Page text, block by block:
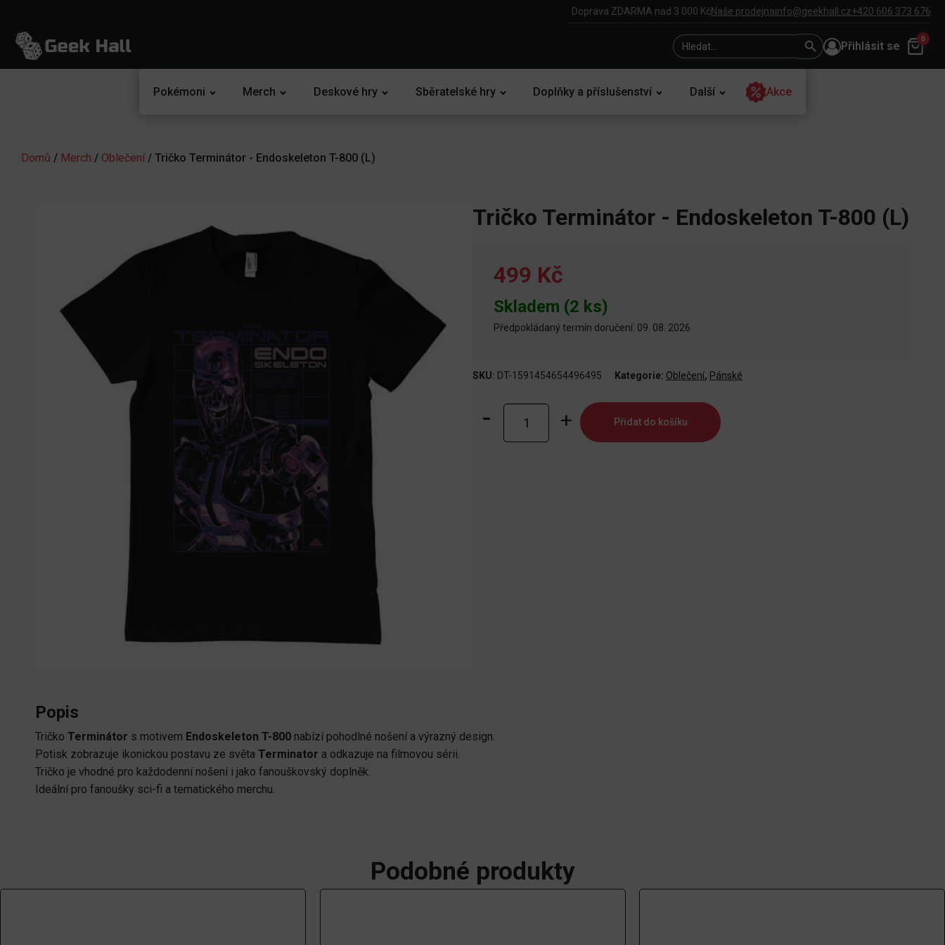
Doprava ZDARMA nad 3 000 KčNaše prodejnainfo@geekhall.cz+420 606 373 676
Search
for:
Search
Button
Přihlásit se
0
Pokémoni Merch Deskové hry Sběratelské hry Doplňky a příslušenství Další Akce
Domů / Merch / Oblečení / Tričko Terminátor - Endoskeleton T-800 (L)
Tričko Terminátor - Endoskeleton T-800 (L)
499 Kč
Skladem (2 ks)
Předpokládaný termín doručení: 09. 08. 2026
SKU: DT-1591454654496495 Kategorie: Oblečení, Pánské
Terminátor
-
Přidat do košíku
Popis
Tričko Terminátor s motivem Endoskeleton T-800 nabízí pohodlné nošení a výrazný design.
Potisk zobrazuje ikonickou postavu ze světa Terminator a odkazuje na filmovou sérii.
Tričko je vhodné pro každodenní nošení i jako fanouškovský doplněk.
Ideální pro fanoušky sci-fi a tematického merchu.
Podobné produkty